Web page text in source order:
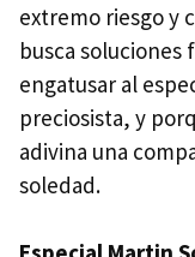
extremo riesgo y
busca soluciones
engatusar al
preciosista, y
adivina una
soledad.